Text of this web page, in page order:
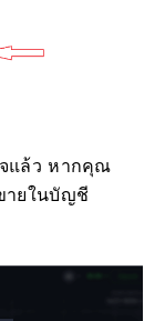
แล้ว หากคุณ
ายในบัญชี